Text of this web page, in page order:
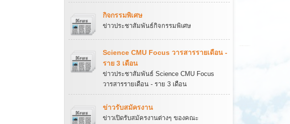
กิจกรรมพิเศษ
ข่าวประชาสัมพันธ์กิจกรรมพิเศษ
Science CMU Focus วารสารรายเดือน -
ราย 3 เดือน
ข่าวประชาสัมพันธ์ Science CMU Focus
วารสารรายเดือน - ราย 3 เดือน
ข่าวรับสมัครงาน
ข่าวเปิดรับสมัครงานต่างๆ ของคณะ